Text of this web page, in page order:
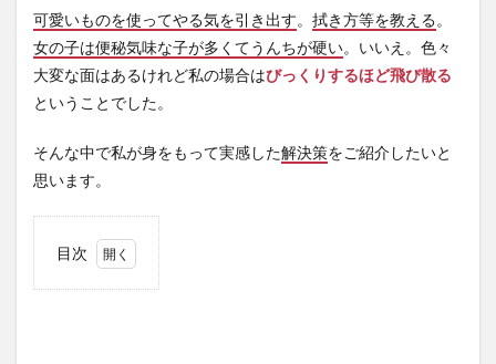
可愛いものを使ってやる気を引き出す。 拭き方等を教える。
女の子は便秘気味な子が多くてうんちが硬い。いいえ。色々
大変な面はあるけれど私の場合はびっくりするほど飛び散る
ということでした。
そんな中で私が身をもって実感した解決策をご紹介したいと
思います。
目次